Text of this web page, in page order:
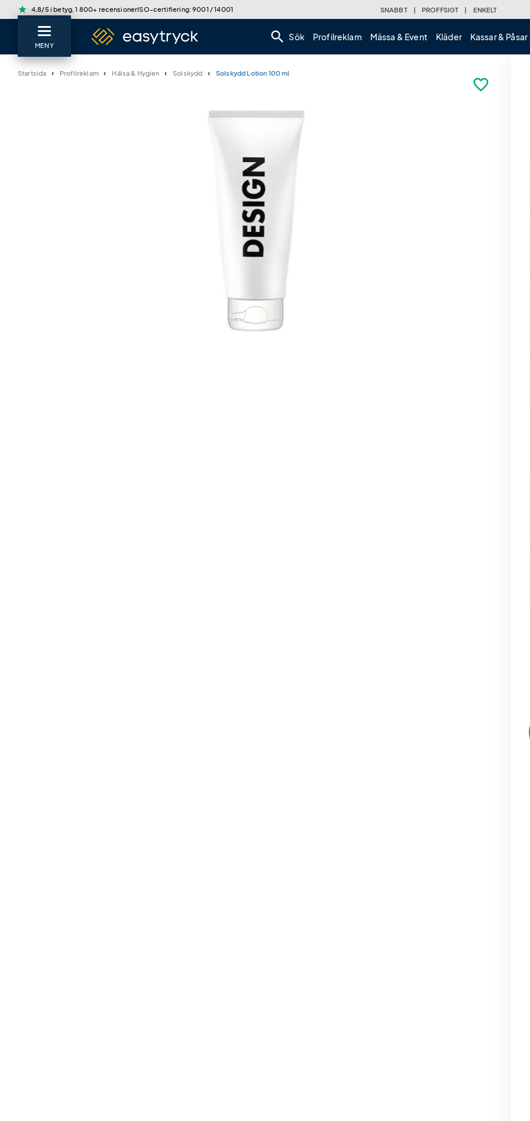
star 4,8/5 i betyg, 1 800+ recensionerISO-certifiering: 9001 / 14001 SNABBT | PROFFSIGT | ENKELT
search Sök Profilreklam Mässa & Event Kläder Kassar & Påsar
MENY
Startsida Profilreklam Hälsa & Hygien Solskydd Solskydd Lotion 100 ml
favorite_border